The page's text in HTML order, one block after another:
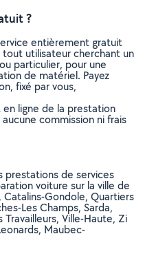
?
entièrement gratuit
utilisateur cherchant un
particulier, pour une
de matériel. Payez
fixé par vous,
ligne de la prestation
commission ni frais
prestations de services
voiture sur la ville de
Gondole, Quartiers
Les Champs, Sarda,
Ville-Haute, Zi
Maubec-